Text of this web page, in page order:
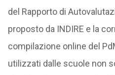
del Rapporto di
proposto da INDIRE e la
compilazione online del
utilizzati dalle scuole non